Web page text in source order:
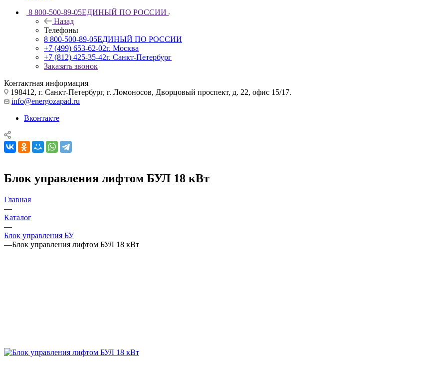
8 800-500-89-05ЕДИНЫЙ ПО РОССИИ
Назад
Телефоны
8 800-500-89-05ЕДИНЫЙ ПО РОССИИ
+7 (499) 653-62-02г. Москва
+7 (812) 425-35-42г. Санкт-Петербург
Заказать звонок
Контактная информация
198412, г. Санкт-Петербург, г. Ломоносов, Дворцовый проспект, д. 22, офис 15/17.
info@energozapad.ru
Вконтакте
Блок управления лифтом БУЛ 18 кВт
Главная
—
Каталог
—
Блок управления БУ
—Блок управления лифтом БУЛ 18 кВт